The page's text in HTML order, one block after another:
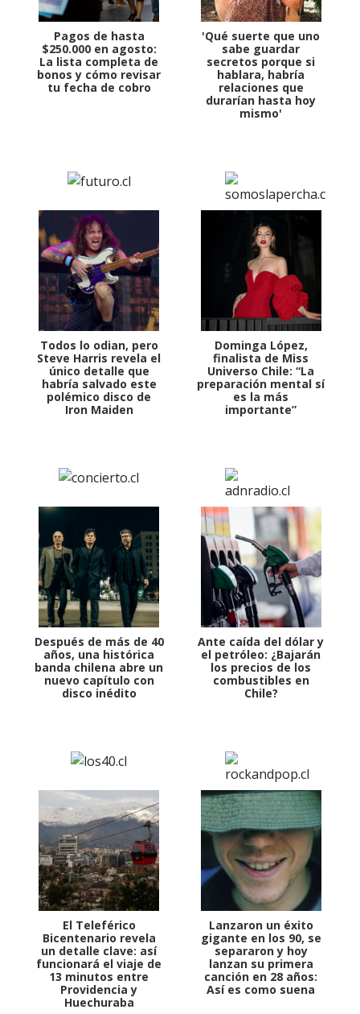
Pagos de hasta
$250.000 en agosto:
La lista completa de
bonos y cómo revisar
tu fecha de cobro
'Qué suerte que uno
sabe guardar
secretos porque si
hablara, habría
relaciones que
durarían hasta hoy
mismo'
Todos lo odian, pero
Steve Harris revela el
único detalle que
habría salvado este
polémico disco de
Iron Maiden
Dominga López,
finalista de Miss
Universo Chile: “La
preparación mental sí
es la más
importante”
Después de más de 40
años, una histórica
banda chilena abre un
nuevo capítulo con
disco inédito
Ante caída del dólar y
el petróleo: ¿Bajarán
los precios de los
combustibles en
Chile?
El Teleférico
Bicentenario revela
un detalle clave: así
funcionará el viaje de
13 minutos entre
Providencia y
Huechuraba
Lanzaron un éxito
gigante en los 90, se
separaron y hoy
lanzan su primera
canción en 28 años:
Así es como suena